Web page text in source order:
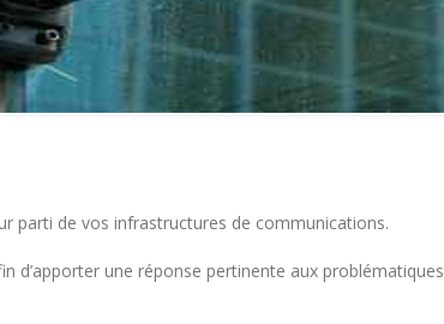
parti de vos infrastructures de communications.
d’apporter une réponse pertinente aux problématiques